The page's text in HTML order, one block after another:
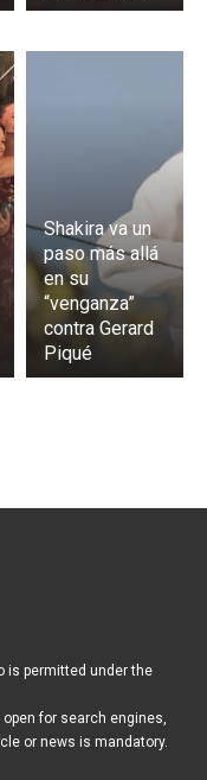
Shakira va un
paso más allá
en su
“venganza”
contra Gerard
Piqué
is permitted under the
for search engines,
or news is mandatory.